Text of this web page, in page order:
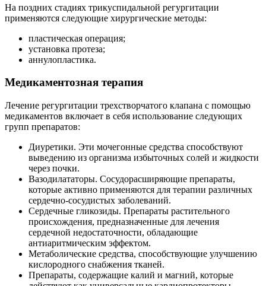
На поздних стадиях трикуспидальной регургитации
применяются следующие хирургические методы:
пластическая операция;
установка протеза;
аннулопластика.
Медикаментозная терапия
Лечение регургитации трехстворчатого клапана с помощью
медикаментов включает в себя использование следующих
групп препаратов:
Диуретики. Эти мочегонные средства способствуют
выведению из организма избыточных солей и жидкости
через почки.
Вазодилататоры. Сосудорасширяющие препараты,
которые активно применяются для терапии различных
сердечно-сосудистых заболеваний.
Сердечные гликозиды. Препараты растительного
происхождения, предназначенные для лечения
сердечной недостаточности, обладающие
антиаритмическим эффектом.
Метаболические средства, способствующие улучшению
кислородного снабжения тканей.
Препараты, содержащие калий и магний, которые